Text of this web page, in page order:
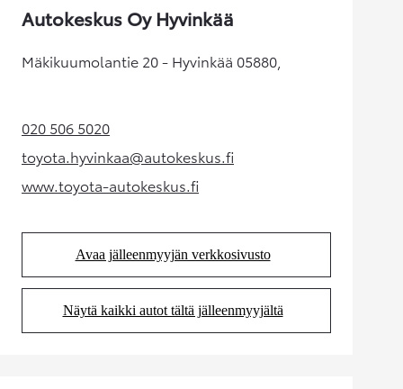
Autokeskus Oy Hyvinkää
Mäkikuumolantie 20 - Hyvinkää 05880,
020 506 5020(Aukeaa uudessa välilehdessä)
toyota.hyvinkaa@autokeskus.fi
(Aukeaa uudessa välilehdessä)
www.toyota-autokeskus.fi(Aukeaa uudessa välilehdessä)
Avaa jälleenmyyjän verkkosivusto
(Aukeaa uudessa välilehdessä)
Näytä kaikki autot tältä jälleenmyyjältä
(Aukeaa uudessa välilehdessä)